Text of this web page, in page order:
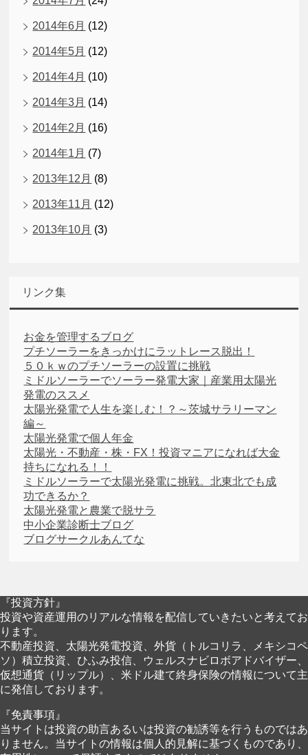
2014年6月 (12)
2014年5月 (12)
2014年4月 (10)
2014年3月 (14)
2014年2月 (16)
2014年1月 (7)
2013年12月 (8)
2013年11月 (12)
2013年10月 (3)
リンク集
お金を管理するブログ
プチソーラーをきっかけにラットレース脱出！
５０ｋｗのプチソーラーの設置に挑戦
ミドルソーラーでソーラー発電大家｜産業用太陽光
発電のススメ
太陽光発電で人生を楽しむ！？～茨城サラリーマン
編～
太陽光発電で個人年金
太陽光・不動産・株・FX！投資マニアになれば大金
持ちになれる！！
ミドルソーラーで太陽光発電に挑戦。北東北でも成
功できるか？
太陽光発電と農業で脱サラ
中小企業診断士ブログ
ブログサークルあんてな
『投資方針』
投資や資産運用のリアルな情報を配信していきたいと考えてお
ります。
不動産投資、太陽光発電投資、外貨（トルコリラ、メキシコペ
ソ）積立投資、ひふみ投信、ウェルスナビロボアドバイザー、
仮想通貨（リップル）、米ドル建て終身保険の情報について主
に発信しております。
『免責事項』
当サイトは投資の助言あるいは投資の勧誘等を行うものではあ
りません。当サイトの情報は個人的見解に基づくものであり、